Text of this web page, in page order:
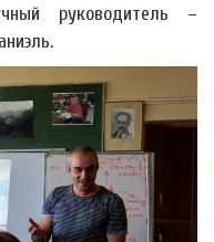
руководитель –